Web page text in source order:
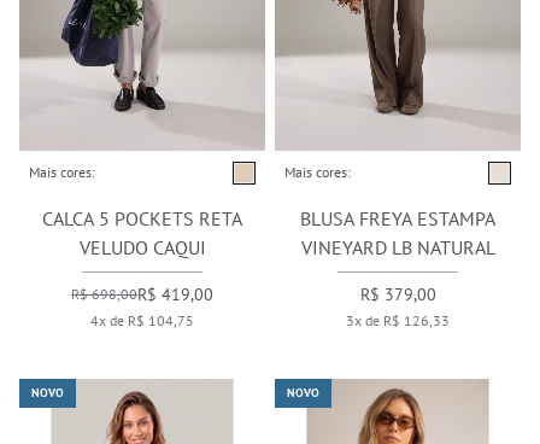
Mais cores:
CALCA 5 POCKETS RETA
VELUDO CAQUI
R$ 698,00R$ 419,00
4x de R$ 104,75
Mais cores:
BLUSA FREYA ESTAMPA
VINEYARD LB NATURAL
R$ 379,00
3x de R$ 126,33
NOVO NOVO